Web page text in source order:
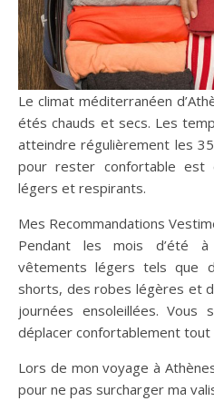
Le climat méditerranéen
étés chauds et secs. Les
atteindre régulièrement les
pour rester confortable
légers et respirants.
Mes Recommandations
Pendant les mois d’été
vêtements légers tels que
shorts, des robes légères et
journées ensoleillées.
déplacer confortablement tout
Lors de mon voyage à
pour ne pas surcharger ma